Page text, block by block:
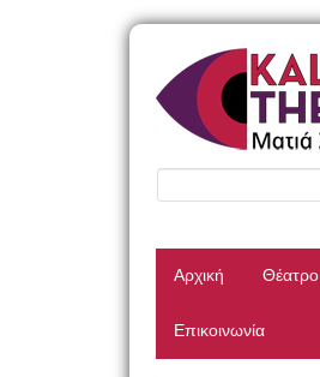
Αρχική Θέατρο
Επικοινωνία